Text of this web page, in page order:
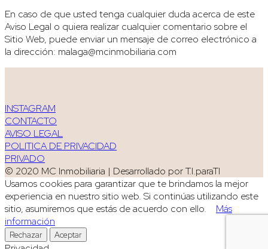
En caso de que usted tenga cualquier duda acerca de este
Aviso Legal o quiera realizar cualquier comentario sobre el
Sitio Web, puede enviar un mensaje de correo electrónico a
la dirección: malaga@mcinmobiliaria.com
INSTAGRAM
CONTACTO
AVISO LEGAL
POLITICA DE PRIVACIDAD
PRIVADO
© 2020 MC Inmobiliaria | Desarrollado por T.I.paraTI
Usamos cookies para garantizar que te brindamos la mejor
experiencia en nuestro sitio web. Si continúas utilizando este
sitio, asumiremos que estás de acuerdo con ello. Más
información
Rechazar Aceptar